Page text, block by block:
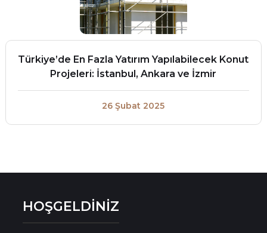
Türkiye’de En Fazla Yatırım Yapılabilecek Konut
Projeleri: İstanbul, Ankara ve İzmir
26 Şubat 2025
HOŞGELDİNİZ